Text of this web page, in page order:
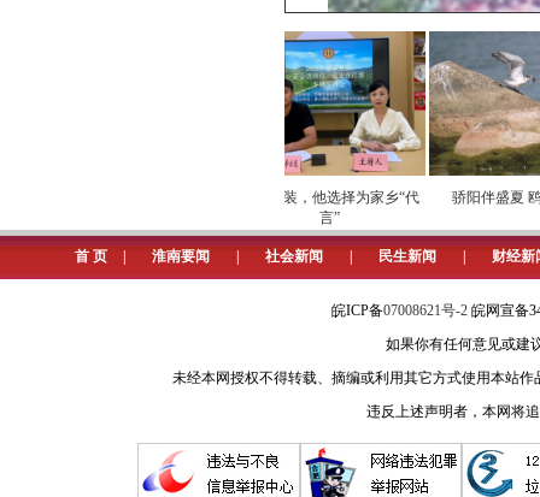
脱下军装，他选择为家乡“代
言”
骄阳伴盛夏 鸥
首 页 淮南要闻 社会新闻 民生新闻 财经新
皖ICP备07008621号-2 皖网宣备
如果你有任何意见或建
未经本网授权不得转载、摘编或利用其它方式使用本站
违反上述声明者，本网将